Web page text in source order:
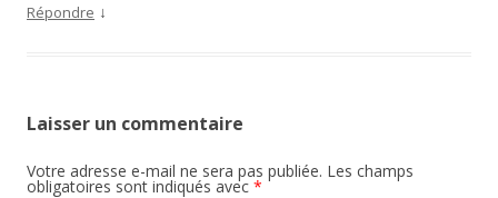
Répondre ↓
Laisser un commentaire
Votre adresse e-mail ne sera pas publiée. Les champs
obligatoires sont indiqués avec *